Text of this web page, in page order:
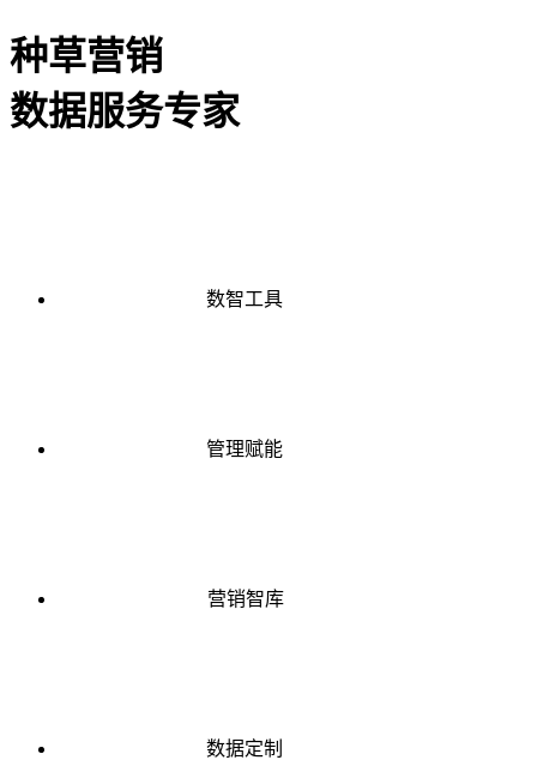
种草营销
数据服务专家
数智工具
管理赋能
营销智库
数据定制